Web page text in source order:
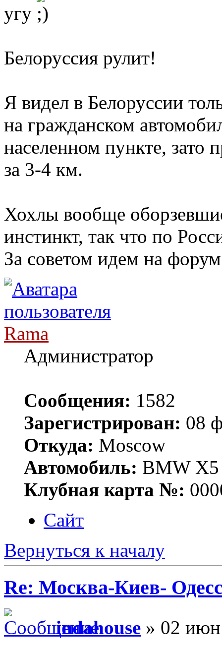
угу
Белоруссия рулит!
Я видел в Белоруссии
на гражданском
населенном пункте, зато
за 3-4 км.
Хохлы вообще
инстинкт, так что по
За советом идем на
Rama
Администратор
Сообщения: 1582
Зарегистрирован: 08
Откуда: Moscow
Автомобиль: BMW X5
Клубная карта №:
Сайт
Вернуться к началу
Re: Москва-Киев-
indahouse » 02